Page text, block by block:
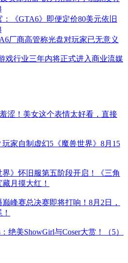
：《GTA6》即便定价80美元依旧
厂商高管称光盘对玩家已无意义
戏行业三年内将正式进入商业流媒
涩！美女这个表情太好看，直接
家自制虚幻5《魔兽世界》8月15
》怀旧服第五阶段开启！《三角
月摸大红！
巅峰赛总决赛即将打响！8月2日，
绝美ShowGirl与Coser大赏！（5）